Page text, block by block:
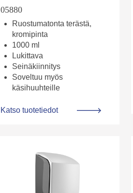
05880
Ruostumatonta terästä,
kromipinta
1000 ml
Lukittava
Seinäkiinnitys
Soveltuu myös
käsihuuhteille
Katso tuotetiedot